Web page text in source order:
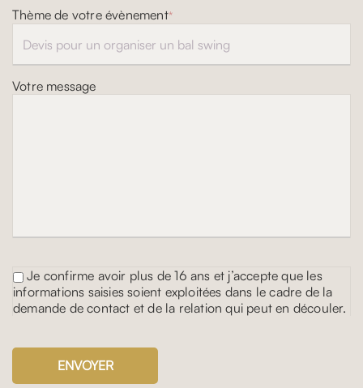
Thème de votre évènement*
Votre message
Je confirme avoir plus de 16 ans et j’accepte que les
informations saisies soient exploitées dans le cadre de la
demande de contact et de la relation qui peut en découler.